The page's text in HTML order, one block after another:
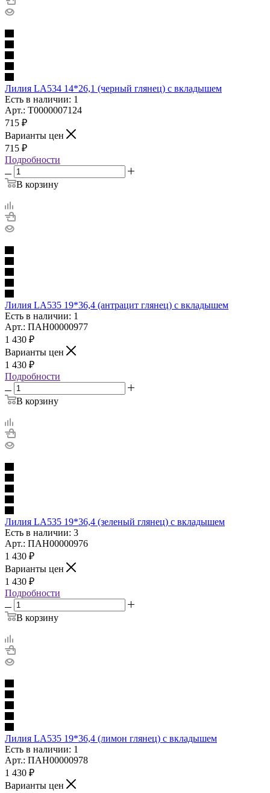
Лилия LA534 14*26,1 (черный глянец) с вкладышем
Есть в наличии: 1
Арт.: Т0000007124
715 ₽
Варианты цен
715 ₽
Подробности
В корзину
Лилия LA535 19*36,4 (антрацит глянец) с вкладышем
Есть в наличии: 1
Арт.: ПАН00000977
1 430 ₽
Варианты цен
1 430 ₽
Подробности
В корзину
Лилия LA535 19*36,4 (зеленый глянец) с вкладышем
Есть в наличии: 3
Арт.: ПАН00000976
1 430 ₽
Варианты цен
1 430 ₽
Подробности
В корзину
Лилия LA535 19*36,4 (лимон глянец) с вкладышем
Есть в наличии: 1
Арт.: ПАН00000978
1 430 ₽
Варианты цен